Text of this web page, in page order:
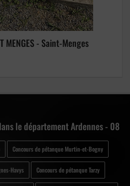
MENGES - Saint-Menges
le département Ardennes - 08
Concours de pétanque Murtin-et-Bogny
Havys Concours de pétanque Tarzy